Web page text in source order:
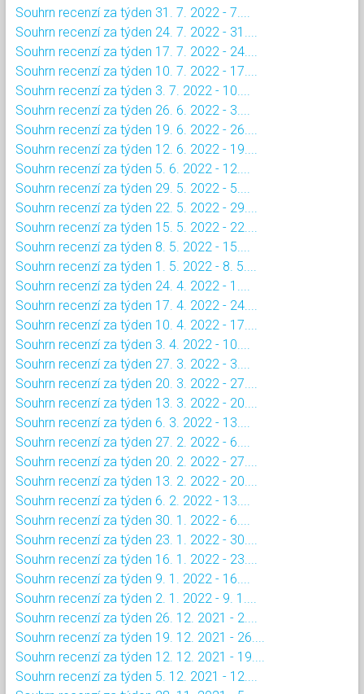
Souhrn recenzí za týden 31. 7. 2022 - 7....
Souhrn recenzí za týden 24. 7. 2022 - 31....
Souhrn recenzí za týden 17. 7. 2022 - 24....
Souhrn recenzí za týden 10. 7. 2022 - 17....
Souhrn recenzí za týden 3. 7. 2022 - 10....
Souhrn recenzí za týden 26. 6. 2022 - 3....
Souhrn recenzí za týden 19. 6. 2022 - 26....
Souhrn recenzí za týden 12. 6. 2022 - 19....
Souhrn recenzí za týden 5. 6. 2022 - 12....
Souhrn recenzí za týden 29. 5. 2022 - 5....
Souhrn recenzí za týden 22. 5. 2022 - 29....
Souhrn recenzí za týden 15. 5. 2022 - 22....
Souhrn recenzí za týden 8. 5. 2022 - 15....
Souhrn recenzí za týden 1. 5. 2022 - 8. 5....
Souhrn recenzí za týden 24. 4. 2022 - 1....
Souhrn recenzí za týden 17. 4. 2022 - 24....
Souhrn recenzí za týden 10. 4. 2022 - 17....
Souhrn recenzí za týden 3. 4. 2022 - 10....
Souhrn recenzí za týden 27. 3. 2022 - 3....
Souhrn recenzí za týden 20. 3. 2022 - 27....
Souhrn recenzí za týden 13. 3. 2022 - 20....
Souhrn recenzí za týden 6. 3. 2022 - 13....
Souhrn recenzí za týden 27. 2. 2022 - 6....
Souhrn recenzí za týden 20. 2. 2022 - 27....
Souhrn recenzí za týden 13. 2. 2022 - 20....
Souhrn recenzí za týden 6. 2. 2022 - 13....
Souhrn recenzí za týden 30. 1. 2022 - 6....
Souhrn recenzí za týden 23. 1. 2022 - 30....
Souhrn recenzí za týden 16. 1. 2022 - 23....
Souhrn recenzí za týden 9. 1. 2022 - 16....
Souhrn recenzí za týden 2. 1. 2022 - 9. 1....
Souhrn recenzí za týden 26. 12. 2021 - 2....
Souhrn recenzí za týden 19. 12. 2021 - 26....
Souhrn recenzí za týden 12. 12. 2021 - 19....
Souhrn recenzí za týden 5. 12. 2021 - 12....